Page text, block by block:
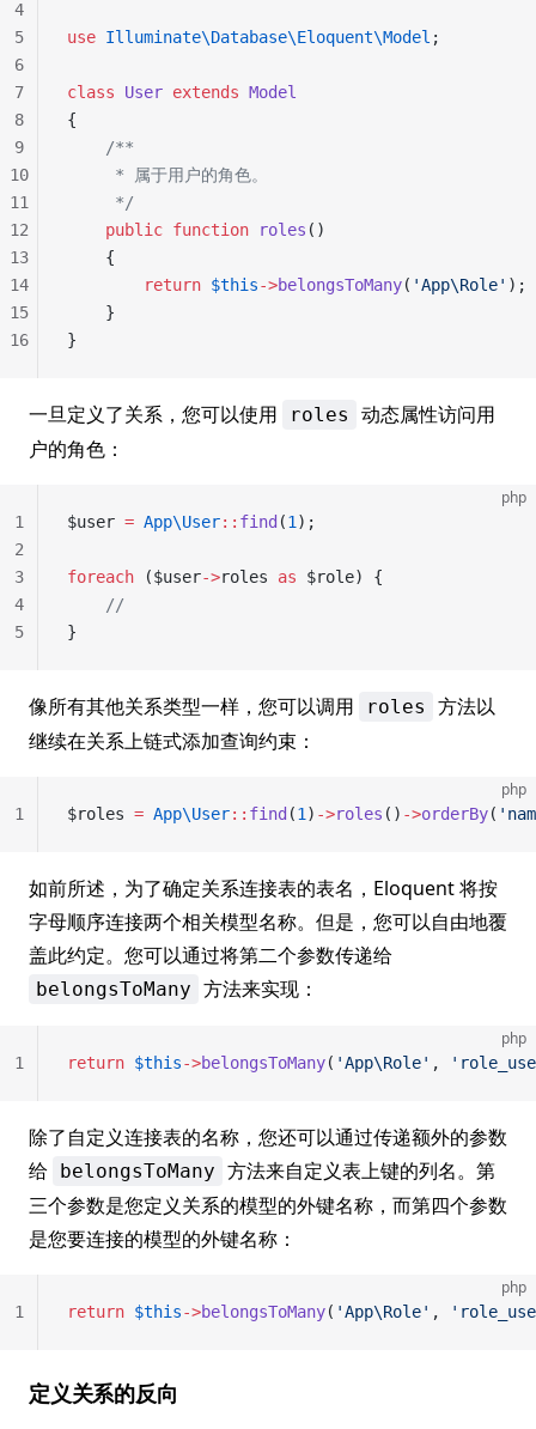
use Illuminate\Database\Eloquent\Model ;
class User extends Model
{
    /**
     * 属于用户的角色。
     */
    public
function roles ()
    {
        return
$this->belongsToMany( 'App\Role' );
    }
}
4
5
6
7
8
9
10
11
12
13
14
15
16
一旦定义了关系，您可以使用 roles
动态属性访问用
户的角色：
php
$user = App\User:: find (1 );
foreach ($user->roles as $role) {
    //
}
1
2
3
4
5
像所有其他关系类型一样，您可以调用 roles
方法以
继续在关系上链式添加查询约束：
php
$roles = App\User:: find (1 ) ->roles () ->orderBy(
1
如前所述，为了确定关系连接表的表名，Eloquent 将按
字母顺序连接两个相关模型名称。但是，您可以自由地覆
盖此约定。您可以通过将第二个参数传递给
belongsToMany 方法来实现：
php
return $this->belongsToMany( 'App\Role' ,
1
除了自定义连接表的名称，您还可以通过传递额外的参数
给 belongsToMany 方法来自定义表上键的列名。第
三个参数是您定义关系的模型的外键名称，而第四个参数
是您要连接的模型的外键名称：
php
return $this->belongsToMany( 'App\Role' ,
1
定义关系的反向